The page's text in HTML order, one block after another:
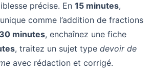
précise. En 15 minutes,
comme l’addition de fractions
30 minutes, enchaînez une fiche
, traitez un sujet type devoir de
avec rédaction et corrigé.